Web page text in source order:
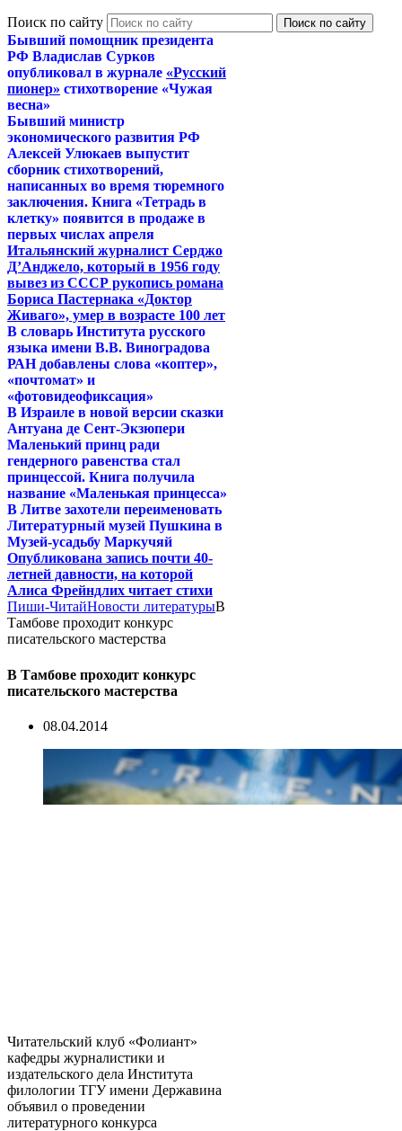
Поиск по сайту
Бывший помощник президента
РФ Владислав Сурков
опубликовал в журнале «Русский
пионер» стихотворение «Чужая
весна»
Бывший министр
экономического развития РФ
Алексей Улюкаев выпустит
сборник стихотворений,
написанных во время тюремного
заключения. Книга «Тетрадь в
клетку» появится в продаже в
первых числах апреля
Итальянский журналист Серджо
Д’Анджело, который в 1956 году
вывез из СССР рукопись романа
Бориса Пастернака «Доктор
Живаго», умер в возрасте 100 лет
В словарь Института русского
языка имени В.В. Виноградова
РАН добавлены слова «коптер»,
«почтомат» и
«фотовидеофиксация»
В Израиле в новой версии сказки
Антуана де Сент-Экзюпери
Маленький принц ради
гендерного равенства стал
принцессой. Книга получила
название «Маленькая принцесса»
В Литве захотели переименовать
Литературный музей Пушкина в
Музей-усадьбу Маркучяй
Опубликована запись почти 40-
летней давности, на которой
Алиса Фрейндлих читает стихи
Пиши-ЧитайНовости литературыВ
Тамбове проходит конкурс
писательского мастерства
В Тамбове проходит конкурс
писательского мастерства
08.04.2014
Читательский клуб «Фолиант»
кафедры журналистики и
издательского дела Института
филологии ТГУ имени Державина
объявил о проведении
литературного конкурса